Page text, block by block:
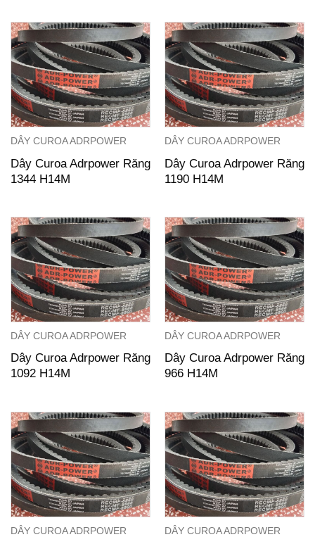
DÂY CUROA ADRPOWER
Dây Curoa Adrpower Răng
1344 H14M
DÂY CUROA ADRPOWER
Dây Curoa Adrpower Răng
1190 H14M
DÂY CUROA ADRPOWER
Dây Curoa Adrpower Răng
1092 H14M
DÂY CUROA ADRPOWER
Dây Curoa Adrpower Răng
966 H14M
DÂY CUROA ADRPOWER DÂY CUROA ADRPOWER